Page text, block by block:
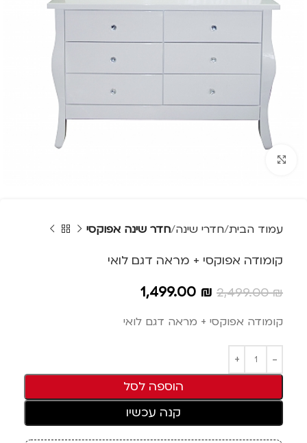
עמוד הבית חדרי שינה חדר שינה אפוקסי
קומודה אפוקסי + מראה דגם לואי
2,499.00₪
1,499.00 ₪
קומודה אפוקסי + מראה דגם לואי
הוספה לסל
קנה עכשיו